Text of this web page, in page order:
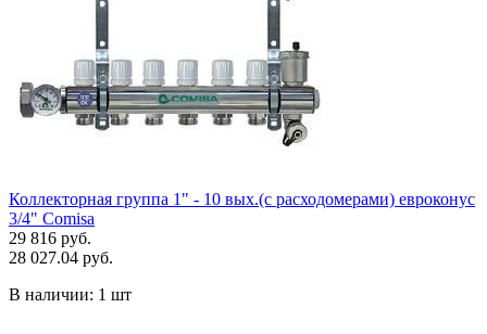
Коллекторная группа 1" - 10 вых.(с расходомерами) евроконус
3/4" Comisa
29 816 руб.
28 027.04 руб.
В наличии: 1 шт